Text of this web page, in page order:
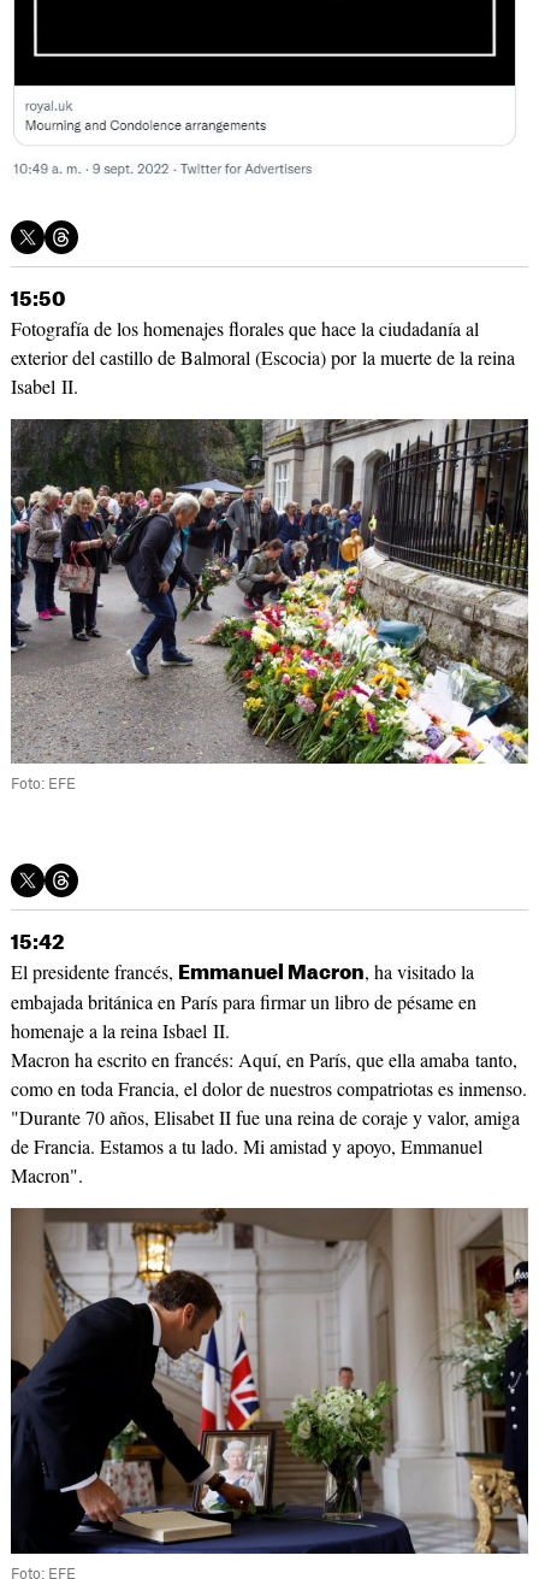
15:50
Fotografía de los homenajes florales que hace la ciudadanía al
exterior del castillo de Balmoral (Escocia) por la muerte de la reina
Isabel II.
Foto: EFE
15:42
El presidente francés, Emmanuel Macron, ha visitado la
embajada británica en París para firmar un libro de pésame en
homenaje a la reina Isbael II.
Macron ha escrito en francés: Aquí, en París, que ella amaba tanto,
como en toda Francia, el dolor de nuestros compatriotas es inmenso.
"Durante 70 años, Elisabet II fue una reina de coraje y valor, amiga
de Francia. Estamos a tu lado. Mi amistad y apoyo, Emmanuel
Macron".
Foto: EFE